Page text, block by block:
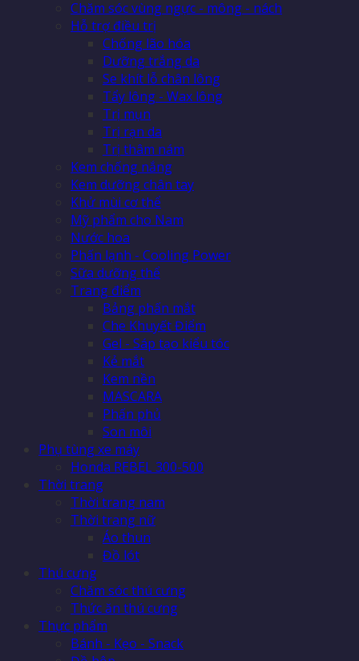
Chăm sóc vùng ngực - mông - nách
Hỗ trợ điều trị
Chống lão hóa
Dưỡng trắng da
Se khít lỗ chân lông
Tẩy lông - Wax lông
Trị mụn
Trị rạn da
Trị thâm nám
Kem chống nắng
Kem dưỡng chân tay
Khử mùi cơ thể
Mỹ phẩm cho Nam
Nước hoa
Phấn lạnh - Cooling Power
Sữa dưỡng thể
Trang điểm
Bảng phấn mắt
Che Khuyết Điểm
Gel - Sáp tạo kiểu tóc
Kẻ mắt
Kem nền
MASCARA
Phấn phủ
Son môi
Phụ tùng xe máy
Honda REBEL 300-500
Thời trang
Thời trang nam
Thời trang nữ
Áo thun
Đồ lót
Thú cưng
Chăm sóc thú cưng
Thức ăn thú cưng
Thực phẩm
Bánh - Kẹo - Snack